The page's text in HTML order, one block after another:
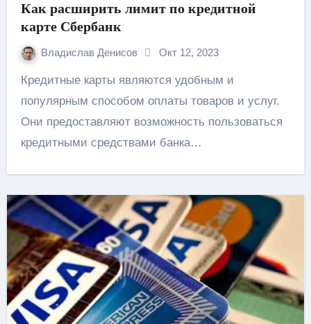
Как расширить лимит по кредитной
карте Сбербанк
Владислав Денисов Окт 12, 2023
Кредитные карты являются удобным и
популярным способом оплаты товаров и услуг.
Они предоставляют возможность пользоваться
кредитными средствами банка…